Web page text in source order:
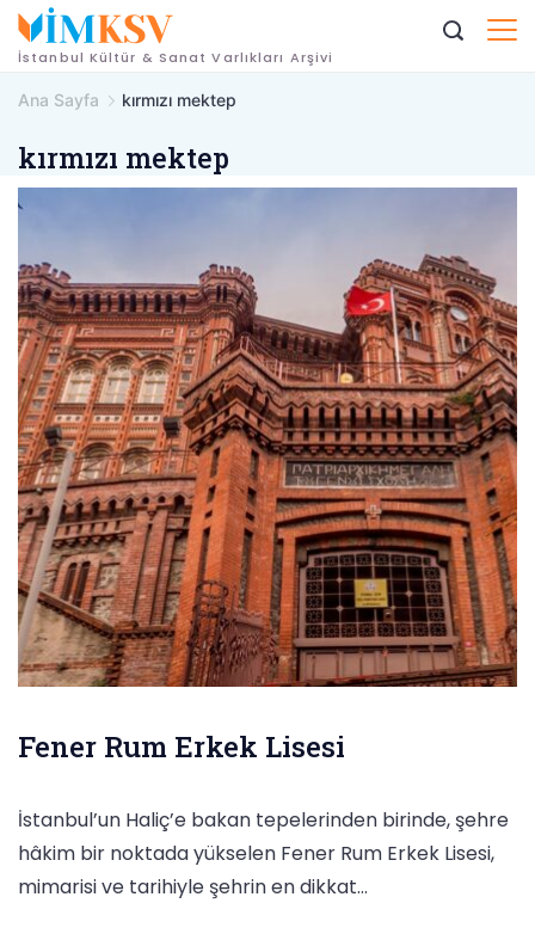
İçeriğe
geçİstanbul Kültür & Sanat Varlıkları Arşivi
Ana Sayfa kırmızı mektep
kırmızı mektep
fener
erkek
lisesi
Fener Rum Erkek Lisesi
İstanbul’un Haliç’e bakan tepelerinden birinde, şehre
hâkim bir noktada yükselen Fener Rum Erkek Lisesi,
mimarisi ve tarihiyle şehrin en dikkat…